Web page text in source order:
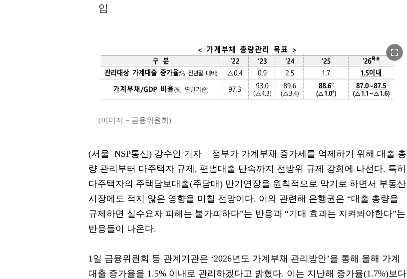
입
fullscreen
(이미지 = 금융위원회)
(서울=NSP통신) 강수인 기자 = 정부가 가계부채 증가세를 억제하기 위해 대출 총
량 관리부터 다주택자 규제, 편법대출 단속까지 전방위 규제 강화에 나선다. 특히
다주택자의 주택담보대출(주담대) 만기연장을 원칙적으로 막기로 하면서 부동산
시장에도 적지 않은 영향을 미칠 전망이다. 이와 관련해 은행권은 “대출 총량을
규제하면 실수요자 피해는 불가피하다”는 반응과 “기대 효과는 지켜봐야한다”는
반응들이 나온다.
1일 금융위원회 등 관계기관은 ‘2026년도 가계부채 관리방안’을 통해 올해 가계
대출 증가율을 1.5% 이내로 관리하겠다고 밝혔다. 이는 지난해 증가율(1.7%)보다